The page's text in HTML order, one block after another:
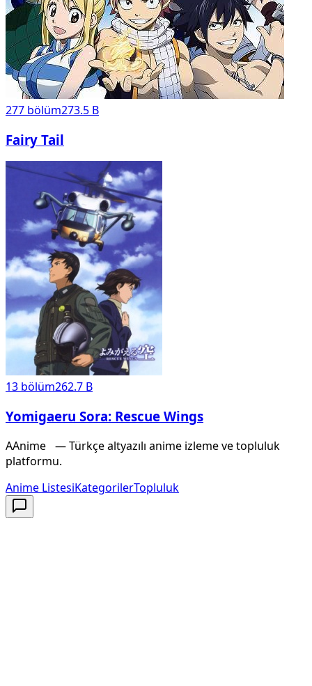
277 bölüm273.5 B
Fairy Tail
13 bölüm262.7 B
Yomigaeru Sora: Rescue Wings
AAnime — Türkçe altyazılı anime izleme ve topluluk
platformu.
Anime ListesiKategorilerTopluluk